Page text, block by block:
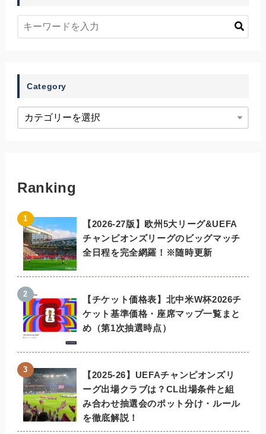
Category
Ranking
【2026-27版】欧州5大リーグ&UEFA
チャンピオンズリーグのビッグマッチ
全日程を完全網羅！※随時更新
【チケット価格表】北中米W杯2026チ
ケット基準価格・座席マップ一覧まと
め（第1次抽選時点）
【2025-26】UEFAチャンピオンズリ
ーグ出場クラブは？CL出場条件と組
み合わせ抽選会のポット分け・ルール
を徹底解説！